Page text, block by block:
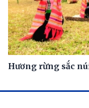
Hương rừng sắc